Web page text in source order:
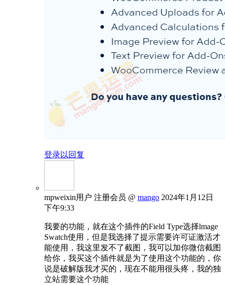
登录以回复
mpweixin用户 注册会员 @ mango 2024年1月12日
下午9:33
我要的功能，就在这个插件的Field Type选择lmage
Swatch使用，但是我选择了提示需要许可证激活才
能使用，我这里发不了截图，我可以加你微信截图
给你，我买这个插件就是为了使用这个功能的，你
说是破解版我才买的，现在不能用很头疼，我的独
立站需要这个功能